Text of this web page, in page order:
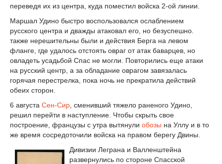
переведя их из центра, куда поместил войска 2-ой линии.
Маршал Удино быстро воспользовался ослаблением
русского центра и дважды атаковал его, но безуспешно.
также нерешительны были и действия Берга на левом
фланге, где удалось отстоять овраг от атак баварцев, но
овладеть усадьбой Спас не могли. Повторились еще атаки
на русский центр, а за обладание оврагом завязалась
горячая перестрелка, пока ночь не прекратила действий
обеих сторон.
6 августа Сен-Сир , сменивший тяжело раненого Удино,
решил перейти в наступление. Чтобы скрыть свое
построение, французы с утра вытянули обозы на Уллу и в то
же время сосредоточили войска на правом берегу Двины.
Дивизии Леграна и Валленштейна
развернулись по стороне Спасской